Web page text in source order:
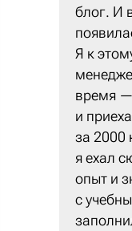
блог. И
Я к
время
и
за 2000
я ехал
опыт и
с